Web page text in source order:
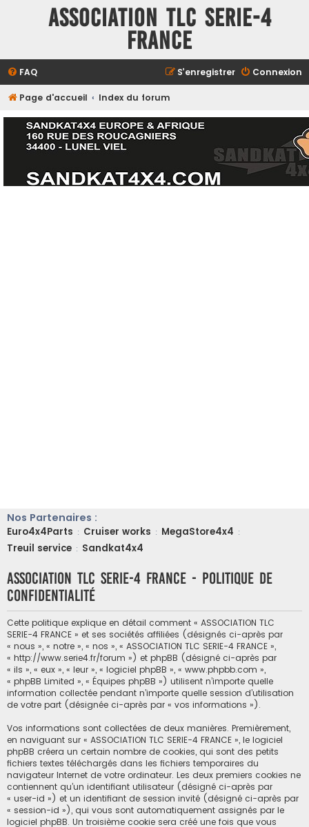
ASSOCIATION TLC SERIE-4
FRANCE
FAQ Connexion
S’enregistrer
Page d'accueil Index du forum
Nos Partenaires :
Euro4x4Parts : Cruiser works : MegaStore4x4 :
Treuil service : Sandkat4x4
ASSOCIATION TLC SERIE-4 FRANCE - Politique de
confidentialité
Cette politique explique en détail comment « ASSOCIATION TLC
SERIE-4 FRANCE » et ses sociétés affiliées (désignés ci-après par
« nous », « notre », « nos », « ASSOCIATION TLC SERIE-4 FRANCE »,
« http://www.serie4.fr/forum ») et phpBB (désigné ci-après par
« ils », « eux », « leur », « logiciel phpBB », « www.phpbb.com »,
« phpBB Limited », « Équipes phpBB ») utilisent n’importe quelle
information collectée pendant n’importe quelle session d’utilisation
de votre part (désignée ci-après par « vos informations »).
Vos informations sont collectées de deux manières. Premièrement,
en naviguant sur « ASSOCIATION TLC SERIE-4 FRANCE », le logiciel
phpBB créera un certain nombre de cookies, qui sont des petits
fichiers textes téléchargés dans les fichiers temporaires du
navigateur Internet de votre ordinateur. Les deux premiers cookies ne
contiennent qu’un identifiant utilisateur (désigné ci-après par
« user-id ») et un identifiant de session invité (désigné ci-après par
« session-id »), qui vous sont automatiquement assignés par le
logiciel phpBB. Un troisième cookie sera créé une fois que vous